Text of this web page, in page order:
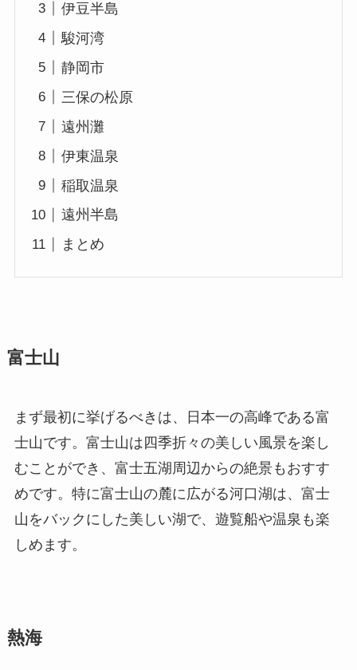
伊豆半島
駿河湾
静岡市
三保の松原
遠州灘
伊東温泉
稲取温泉
遠州半島
まとめ
富士山
まず最初に挙げるべきは、日本一の高峰である富
士山です。富士山は四季折々の美しい風景を楽し
むことができ、富士五湖周辺からの絶景もおすす
めです。特に富士山の麓に広がる河口湖は、富士
山をバックにした美しい湖で、遊覧船や温泉も楽
しめます。
熱海